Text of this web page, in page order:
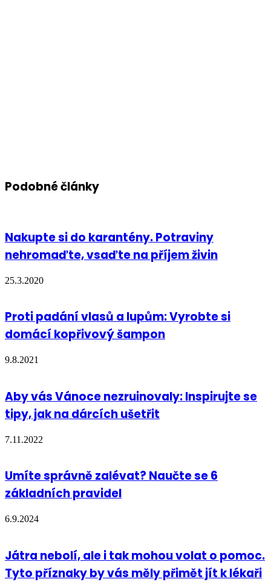
Podobné články
Nakupte si do karantény. Potraviny
nehromaďte, vsaďte na příjem živin
25.3.2020
Proti padání vlasů a lupům: Vyrobte si
domácí kopřivový šampon
9.8.2021
Aby vás Vánoce nezruinovaly: Inspirujte se
tipy, jak na dárcích ušetřit
7.11.2022
Umíte správně zalévat? Naučte se 6
základních pravidel
6.9.2024
Játra nebolí, ale i tak mohou volat o pomoc.
Tyto příznaky by vás měly přimět jít k lékaři